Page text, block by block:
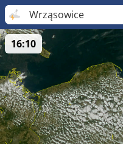
Wrząsowice
16:10